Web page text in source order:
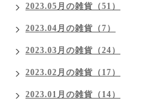
2023.05月の雑貨（51）
2023.04月の雑貨（7）
2023.03月の雑貨（24）
2023.02月の雑貨（17）
2023.01月の雑貨（14）